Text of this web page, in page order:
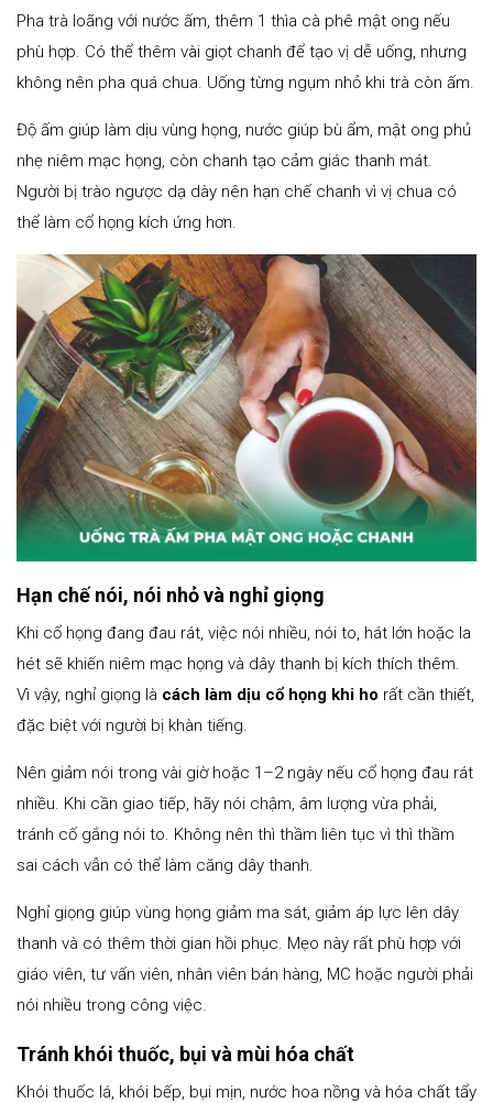
Pha trà loãng với nước ấm, thêm 1 thìa cà phê mật ong nếu
phù hợp. Có thể thêm vài giọt chanh để tạo vị dễ uống, nhưng
không nên pha quá chua. Uống từng ngụm nhỏ khi trà còn ấm.
Độ ấm giúp làm dịu vùng họng, nước giúp bù ẩm, mật ong phủ
nhẹ niêm mạc họng, còn chanh tạo cảm giác thanh mát.
Người bị trào ngược dạ dày nên hạn chế chanh vì vị chua có
thể làm cổ họng kích ứng hơn.
Hạn chế nói, nói nhỏ và nghỉ giọng
Khi cổ họng đang đau rát, việc nói nhiều, nói to, hát lớn hoặc la
hét sẽ khiến niêm mạc họng và dây thanh bị kích thích thêm.
Vì vậy, nghỉ giọng là cách làm dịu cổ họng khi ho rất cần thiết,
đặc biệt với người bị khàn tiếng.
Nên giảm nói trong vài giờ hoặc 1–2 ngày nếu cổ họng đau rát
nhiều. Khi cần giao tiếp, hãy nói chậm, âm lượng vừa phải,
tránh cố gắng nói to. Không nên thì thầm liên tục vì thì thầm
sai cách vẫn có thể làm căng dây thanh.
Nghỉ giọng giúp vùng họng giảm ma sát, giảm áp lực lên dây
thanh và có thêm thời gian hồi phục. Mẹo này rất phù hợp với
giáo viên, tư vấn viên, nhân viên bán hàng, MC hoặc người phải
nói nhiều trong công việc.
Tránh khói thuốc, bụi và mùi hóa chất
Khói thuốc lá, khói bếp, bụi mịn, nước hoa nồng và hóa chất tẩy